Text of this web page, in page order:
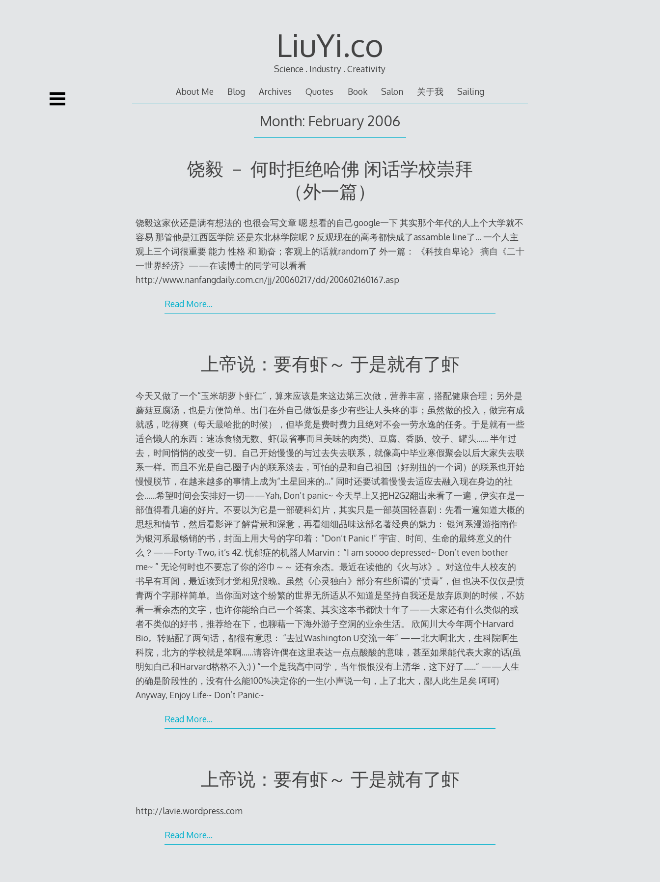
LiuYi.co
Science . Industry . Creativity
About Me Blog Archives Quotes Book Salon 关于我 Sailing
Month: February 2006
饶毅 － 何时拒绝哈佛 闲话学校崇拜
（外一篇）
饶毅这家伙还是满有想法的 也很会写文章 嗯 想看的自己google一下 其实那个年代的人上个大学就不
容易 那管他是江西医学院 还是东北林学院呢？反观现在的高考都快成了assamble line了… 一个人主
观上三个词很重要 能力 性格 和 勤奋；客观上的话就random了 外一篇： 《科技自卑论》 摘自《二十
一世界经济》——在读博士的同学可以看看
http://www.nanfangdaily.com.cn/jj/20060217/dd/200602160167.asp
Read More…
上帝说：要有虾～ 于是就有了虾
今天又做了一个“玉米胡萝卜虾仁”，算来应该是来这边第三次做，营养丰富，搭配健康合理；另外是
蘑菇豆腐汤，也是方便简单。出门在外自己做饭是多少有些让人头疼的事；虽然做的投入，做完有成
就感，吃得爽（每天最哈批的时候），但毕竟是费时费力且绝对不会一劳永逸的任务。于是就有一些
适合懒人的东西：速冻食物无数、虾(最省事而且美味的肉类)、豆腐、香肠、饺子、罐头…… 半年过
去，时间悄悄的改变一切。自己开始慢慢的与过去失去联系，就像高中毕业寒假聚会以后大家失去联
系一样。而且不光是自己圈子内的联系淡去，可怕的是和自己祖国（好别扭的一个词）的联系也开始
慢慢脱节，在越来越多的事情上成为“土星回来的…” 同时还要试着慢慢去适应去融入现在身边的社
会……希望时间会安排好一切——Yah, Don’t panic~ 今天早上又把H2G2翻出来看了一遍，伊实在是一
部值得看几遍的好片。不要以为它是一部硬科幻片，其实只是一部英国轻喜剧：先看一遍知道大概的
思想和情节，然后看影评了解背景和深意，再看细细品味这部名著经典的魅力： 银河系漫游指南作
为银河系最畅销的书，封面上用大号的字印着：“Don’t Panic !” 宇宙、时间、生命的最终意义的什
么？——Forty-Two, it’s 42. 忧郁症的机器人Marvin：“I am soooo depressed~ Don’t even bother
me~ ” 无论何时也不要忘了你的浴巾～～ 还有余杰。最近在读他的《火与冰》。对这位牛人校友的
书早有耳闻，最近读到才觉相见恨晚。虽然《心灵独白》部分有些所谓的“愤青”，但 也决不仅仅是愤
青两个字那样简单。当你面对这个纷繁的世界无所适从不知道是坚持自我还是放弃原则的时候，不妨
看一看余杰的文字，也许你能给自己一个答案。其实这本书都快十年了——大家还有什么类似的或
者不类似的好书，推荐给在下，也聊藉一下海外游子空洞的业余生活。 欣闻川大今年两个Harvard
Bio。转贴配了两句话，都很有意思： “去过Washington U交流一年” ——北大啊北大，生科院啊生
科院，北方的学校就是笨啊……请容许偶在这里表达一点点酸酸的意味，甚至如果能代表大家的话(虽
明知自己和Harvard格格不入:) ) “一个是我高中同学，当年恨恨没有上清华，这下好了……” ——人生
的确是阶段性的，没有什么能100%决定你的一生(小声说一句，上了北大，鄙人此生足矣 呵呵)
Anyway, Enjoy Life~ Don’t Panic~
Read More…
上帝说：要有虾～ 于是就有了虾
http://lavie.wordpress.com
Read More…